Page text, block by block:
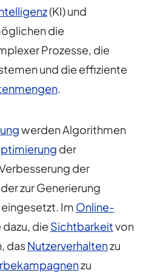
(KI) und
die
Prozesse, die
und die effiziente
.
werden Algorithmen
der
der
zur Generierung
Im Online-
dazu, dieSichtbarkeitvon
dasNutzerverhaltenzu
zu